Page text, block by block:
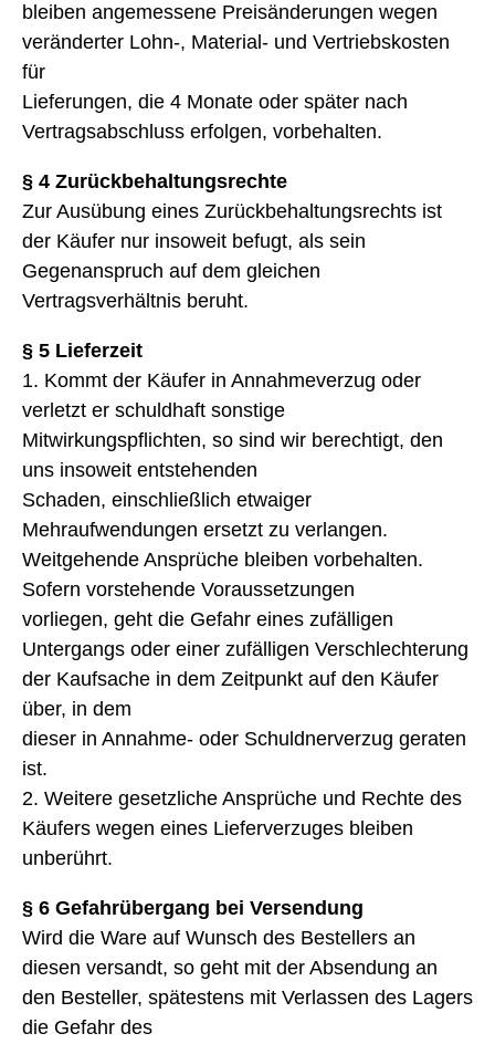
bleiben angemessene Preisänderungen wegen
veränderter Lohn-, Material- und Vertriebskosten
für
Lieferungen, die 4 Monate oder später nach
Vertragsabschluss erfolgen, vorbehalten.
§ 4 Zurückbehaltungsrechte
Zur Ausübung eines Zurückbehaltungsrechts ist
der Käufer nur insoweit befugt, als sein
Gegenanspruch auf dem gleichen
Vertragsverhältnis beruht.
§ 5 Lieferzeit
1. Kommt der Käufer in Annahmeverzug oder
verletzt er schuldhaft sonstige
Mitwirkungspflichten, so sind wir berechtigt, den
uns insoweit entstehenden
Schaden, einschließlich etwaiger
Mehraufwendungen ersetzt zu verlangen.
Weitgehende Ansprüche bleiben vorbehalten.
Sofern vorstehende Voraussetzungen
vorliegen, geht die Gefahr eines zufälligen
Untergangs oder einer zufälligen Verschlechterung
der Kaufsache in dem Zeitpunkt auf den Käufer
über, in dem
dieser in Annahme- oder Schuldnerverzug geraten
ist.
2. Weitere gesetzliche Ansprüche und Rechte des
Käufers wegen eines Lieferverzuges bleiben
unberührt.
§ 6 Gefahrübergang bei Versendung
Wird die Ware auf Wunsch des Bestellers an
diesen versandt, so geht mit der Absendung an
den Besteller, spätestens mit Verlassen des Lagers
die Gefahr des